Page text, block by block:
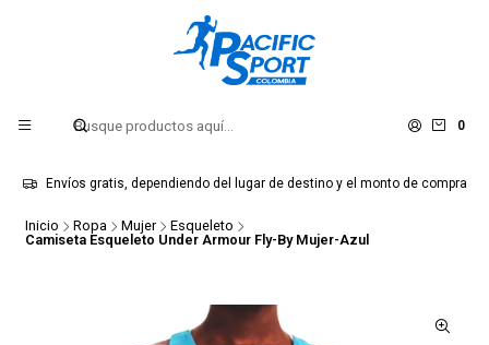
0
Envíos gratis, dependiendo del lugar de destino y el monto de compra
Inicio Ropa Mujer
Esqueleto
Camiseta Esqueleto Under Armour Fly-By Mujer-Azul